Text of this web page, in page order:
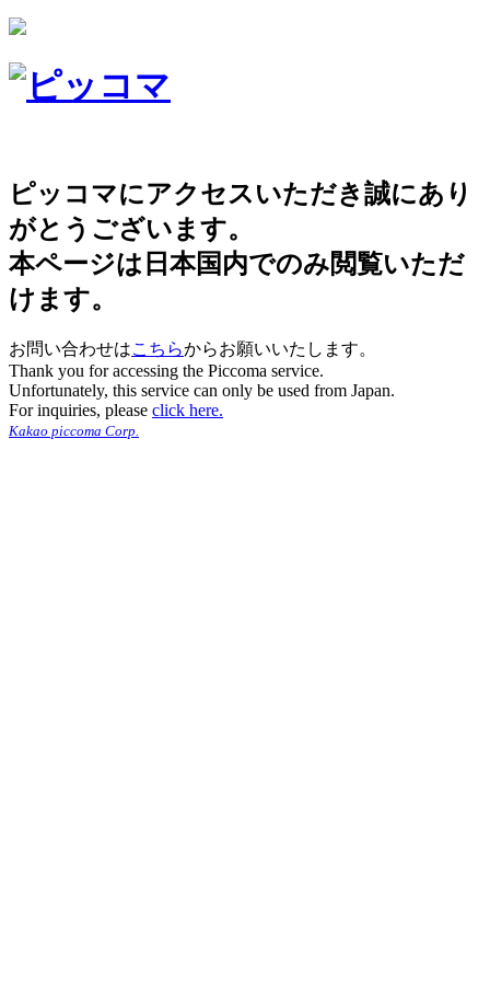
ピッコマにアクセスいただき誠にあり
がとうございます。
本ページは日本国内でのみ閲覧いただ
けます。
お問い合わせはこちらからお願いいたします。
Thank you for accessing the Piccoma service.
Unfortunately, this service can only be used from Japan.
For inquiries, please click here.
Kakao piccoma Corp.